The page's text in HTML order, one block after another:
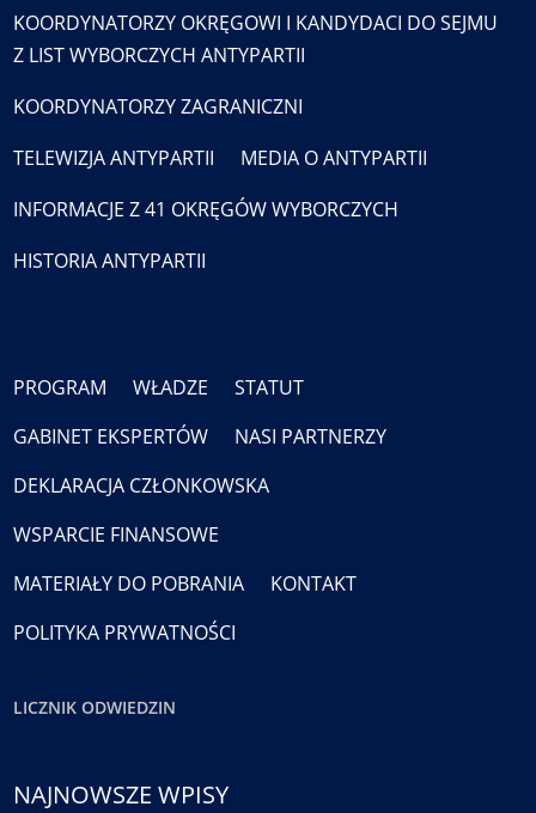
KOORDYNATORZY OKRĘGOWI I KANDYDACI DO SEJMU
Z LIST WYBORCZYCH ANTYPARTII
KOORDYNATORZY ZAGRANICZNI
TELEWIZJA ANTYPARTII
MEDIA O ANTYPARTII
INFORMACJE Z 41 OKRĘGÓW WYBORCZYCH
HISTORIA ANTYPARTII
PROGRAM WŁADZE
STATUT
GABINET EKSPERTÓW
NASI PARTNERZY
DEKLARACJA CZŁONKOWSKA
WSPARCIE FINANSOWE
MATERIAŁY DO POBRANIA
KONTAKT
POLITYKA PRYWATNOŚCI
LICZNIK ODWIEDZIN
NAJNOWSZE WPISY